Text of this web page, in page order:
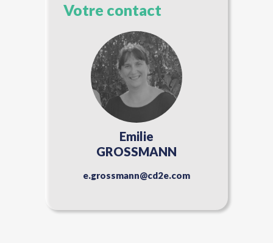
Votre contact
Emilie
GROSSMANN
e.grossmann@cd2e.com